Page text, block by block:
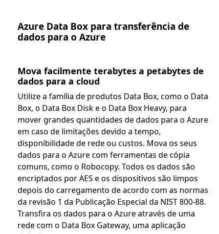
Azure Data Box para transferência de
dados para o Azure
Mova facilmente terabytes a petabytes de
dados para a cloud
Utilize a família de produtos Data Box, como o Data
Box, o Data Box Disk e o Data Box Heavy, para
mover grandes quantidades de dados para o Azure
em caso de limitações devido a tempo,
disponibilidade de rede ou custos. Mova os seus
dados para o Azure com ferramentas de cópia
comuns, como o Robocopy. Todos os dados são
encriptados por AES e os dispositivos são limpos
depois do carregamento de acordo com as normas
da revisão 1 da Publicação Especial da NIST 800-88.
Transfira os dados para o Azure através de uma
rede com o Data Box Gateway, uma aplicação